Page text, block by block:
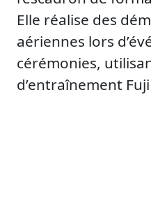
Elle réalise des
aériennes lors
cérémonies,
d’entraînement Fuji